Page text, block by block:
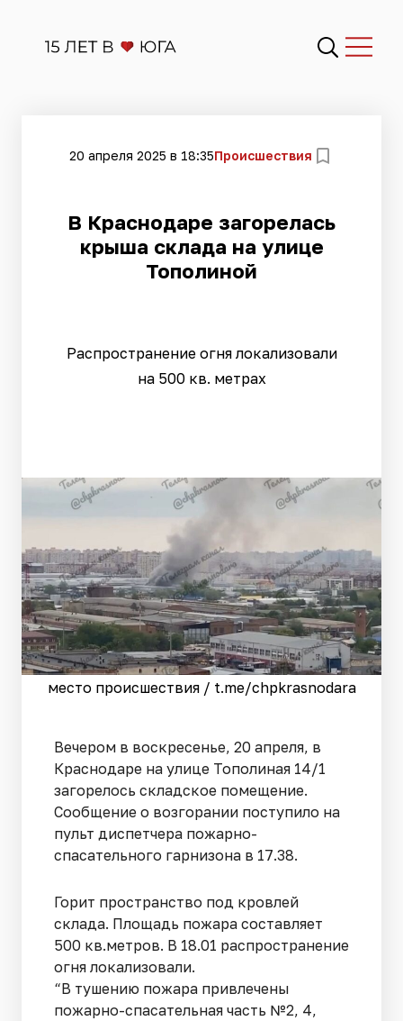
20 апреля 2025 в 18:35Происшествия
В Краснодаре загорелась
крыша склада на улице
Тополиной
Распространение огня локализовали
на 500 кв. метрах
место происшествия / t.me/chpkrasnodara
Вечером в воскресенье, 20 апреля, в
Краснодаре на улице Тополиная 14/1
загорелось складское помещение.
Сообщение о возгорании поступило на
пульт диспетчера пожарно-
спасательного гарнизона в 17.38.
Горит пространство под кровлей
склада. Площадь пожара составляет
500 кв.метров. В 18.01 распространение
огня локализовали.
“В тушению пожара привлечены
пожарно-спасательная часть №2, 4,